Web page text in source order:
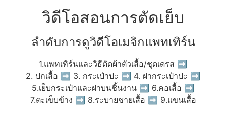
วิดีโอสอนการตัดเย็บ
ลำดับการดูวิดีโอเมจิกแพทเทิร์น
1.แพทเทิร์นและวิธีตัดผ้าตัวเสื้อ/ชุดเดรส ➡
2. ปกเสื้อ ➡ 3. กระเป๋าปะ ➡ 4. ฝากระเป๋าปะ ➡
5.เย็บกระเป๋าและฝาบนชิ้นงาน ➡ 6.คอเสื้อ ➡
7.ตะเข็บข้าง ➡ 8.ระบายชายเสื้อ ➡ 9.แขนเสื้อ